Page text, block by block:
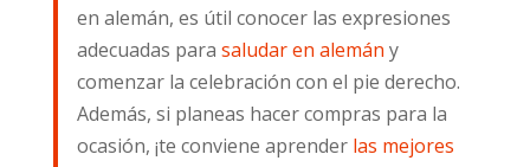
en alemán, es útil conocer las expresiones
adecuadas para saludar en alemán y
comenzar la celebración con el pie derecho.
Además, si planeas hacer compras para la
ocasión, ¡te conviene aprender las mejores